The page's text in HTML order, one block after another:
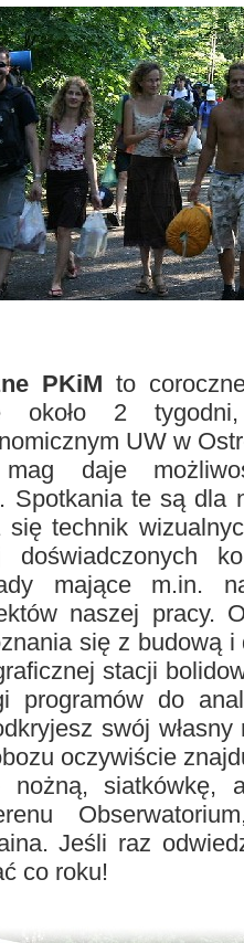
PKiM to
około 2
UW w
daje
Spotkania te są dla
technik
doświadczonych
mające m.in.
naszej pracy.
się z budową i
stacji
programów do
swój
oczywiście
siatkówkę,
Jeśli raz
co roku!